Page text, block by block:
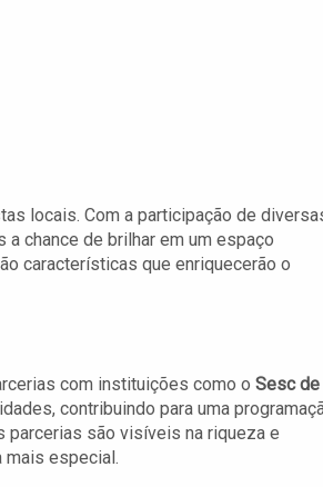
locais. Com a participação de
chance de brilhar em um espaço
características que enriquecerão o
com instituições como o Sesc de
contribuindo para uma
parcerias são visíveis na riqueza e
mais especial.